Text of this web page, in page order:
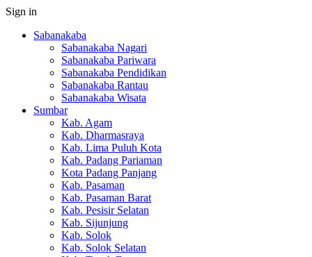
Sign in
Sabanakaba
Sabanakaba Nagari
Sabanakaba Pariwara
Sabanakaba Pendidikan
Sabanakaba Rantau
Sabanakaba Wisata
Sumbar
Kab. Agam
Kab. Dharmasraya
Kab. Lima Puluh Kota
Kab. Padang Pariaman
Kota Padang Panjang
Kab. Pasaman
Kab. Pasaman Barat
Kab. Pesisir Selatan
Kab. Sijunjung
Kab. Solok
Kab. Solok Selatan